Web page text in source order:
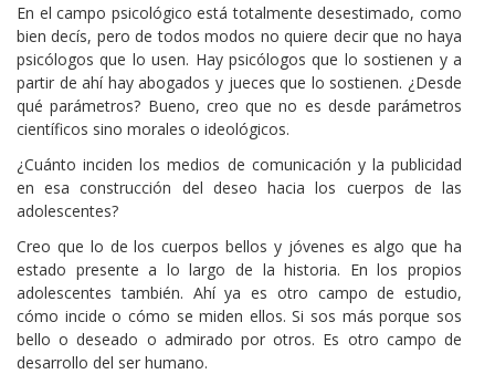
En el campo psicológico está totalmente desestimado, como
bien decís, pero de todos modos no quiere decir que no haya
psicólogos que lo usen. Hay psicólogos que lo sostienen y a
partir de ahí hay abogados y jueces que lo sostienen. ¿Desde
qué parámetros? Bueno, creo que no es desde parámetros
científicos sino morales o ideológicos.
¿Cuánto inciden los medios de comunicación y la publicidad
en esa construcción del deseo hacia los cuerpos de las
adolescentes?
Creo que lo de los cuerpos bellos y jóvenes es algo que ha
estado presente a lo largo de la historia. En los propios
adolescentes también. Ahí ya es otro campo de estudio,
cómo incide o cómo se miden ellos. Si sos más porque sos
bello o deseado o admirado por otros. Es otro campo de
desarrollo del ser humano.